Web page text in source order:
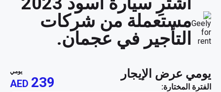
مستعملة من شركات
التأجير في عجمان.
يومي عرض الإيجار
الفترة المختارة:
يومي
AED 239